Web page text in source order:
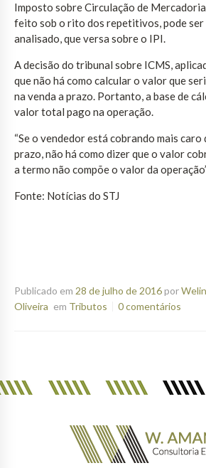
Imposto sobre Circulação de
feito sob o rito dos repetitivos, pode ser
analisado, que versa sobre o IPI.
A decisão do tribunal sobre ICMS,
que não há como calcular o valor que
na venda a prazo. Portanto, a base de
valor total pago na operação.
“Se o vendedor está cobrando mais caro
prazo, não há como dizer que o valor
a termo não compõe o valor da
Fonte: Notícias do STJ
Publicado em 28 de julho de 2016por
Oliveira em Tributos 0 comentários